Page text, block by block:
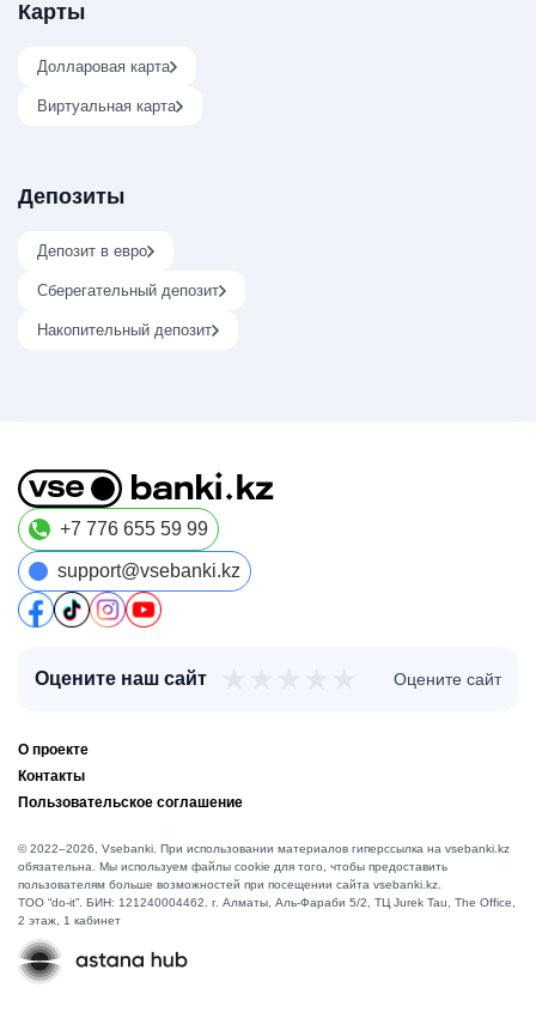
Карты
Долларовая карта
Виртуальная карта
Депозиты
Депозит в евро
Сберегательный депозит
Накопительный депозит
+7 776 655 59 99
support@vsebanki.kz
Оцените наш сайт Оцените сайт
О проекте
Контакты
Пользовательское соглашение
© 2022–2026, Vsebanki. При использовании материалов гиперссылка на vsebanki.kz
обязательна. Мы используем файлы cookie для того, чтобы предоставить
пользователям больше возможностей при посещении сайта vsebanki.kz.
TOO “do-it”. БИН: 121240004462. г. Алматы, ​Аль-Фараби 5/2, ТЦ Jurek Tau, The Office,
2 этаж, 1 кабинет